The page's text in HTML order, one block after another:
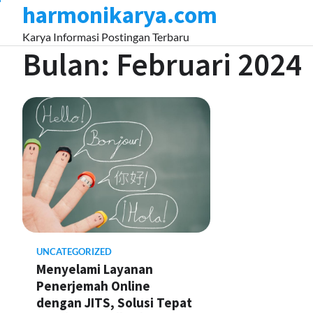
content
harmonikarya.com
Karya Informasi Postingan Terbaru
Bulan: Februari 2024
UNCATEGORIZED
Menyelami Layanan
Penerjemah Online
dengan JITS, Solusi Tepat